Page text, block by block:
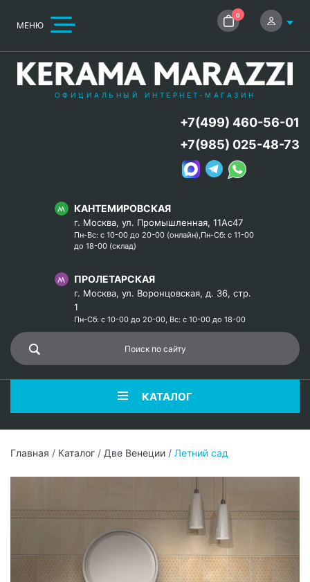
МЕНЮ
0
ОФИЦИАЛЬНЫЙ ИНТЕРНЕТ-МАГАЗИН
КАНТЕМИРОВСКАЯ
г. Москва, ул. Промышленная, 11Ас47
Пн-Вс: с 10-00 до 20-00 (онлайн),Пн-Сб: с 11-00
до 18-00 (склад)
ПРОЛЕТАРСКАЯ
г. Москва, ул. Воронцовская, д. 36, стр.
1
Пн-Сб: с 10-00 до 20-00, Вс: с 10-00 до 18-00
+7(499) 460-56-01
+7(985) 025-48-73
КАТАЛОГ
Главная / Каталог / Две Венеции / Летний сад